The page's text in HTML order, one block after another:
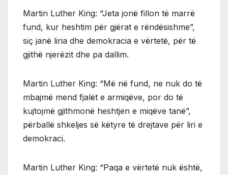
Martin Luther King: “Jeta jonë fillon të marrë
fund, kur heshtim për gjërat e rëndësishme”,
siç janë liria dhe demokracia e vërtetë, për të
gjithë njerëzit dhe pa dallim.
Martin Luther King: “Më në fund, ne nuk do të
mbajmë mend fjalët e armiqëve, por do të
kujtojmë gjithmonë heshtjen e miqëve tanë”,
përballë shkeljes së këtyre të drejtave për liri e
demokraci.
Martin Luther King: “Paqa e vërtetë nuk është,